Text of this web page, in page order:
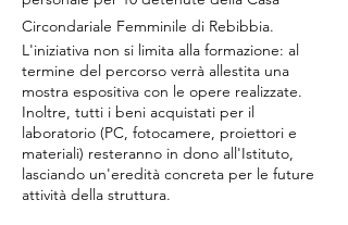
Circondariale Femminile di Rebibbia.
L'iniziativa non si limita alla formazione: al
termine del percorso verrà allestita una
mostra espositiva con le opere realizzate.
Inoltre, tutti i beni acquistati per il
laboratorio (PC, fotocamere, proiettori e
materiali) resteranno in dono all'Istituto,
lasciando un'eredità concreta per le future
attività della struttura.